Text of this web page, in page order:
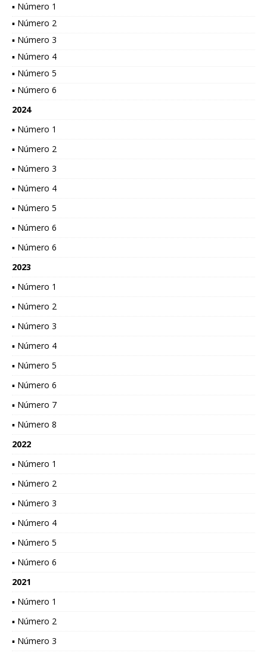
▪ Número 1
▪ Número 2
▪ Número 3
▪ Número 4
▪ Número 5
▪ Número 6
2024
▪ Número 1
▪ Número 2
▪ Número 3
▪ Número 4
▪ Número 5
▪ Número 6
▪ Número 6
2023
▪ Número 1
▪ Número 2
▪ Número 3
▪ Número 4
▪ Número 5
▪ Número 6
▪ Número 7
▪ Número 8
2022
▪ Número 1
▪ Número 2
▪ Número 3
▪ Número 4
▪ Número 5
▪ Número 6
2021
▪ Número 1
▪ Número 2
▪ Número 3